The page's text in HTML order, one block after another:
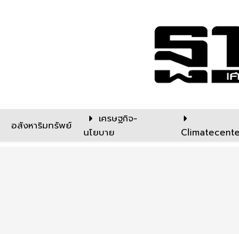
อสังหาริมทรัพย์
เศรษฐกิจ-
นโยบาย